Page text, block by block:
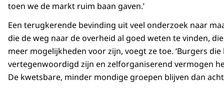
toen we de markt ruim baan gaven.’
Een terugkerende bevinding uit veel onderzoek naar
die de weg naar de overheid al goed weten te vinden,
meer mogelijkheden voor zijn, voegt ze toe. ‘Burgers
vertegenwoordigd zijn en zelforganiserend vermogen
De kwetsbare, minder mondige groepen blijven dan